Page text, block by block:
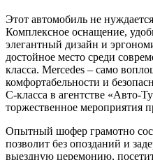
Этот автомобиль не
Комплексное оснащение,
элегантный дизайн и
достойное место среди
класса. Mercedes – само
комфортабельности и
С-класса в агентстве «Авто-
торжественное мероприятия
Опытный шофер грамотно
позволит без опозданий и
выездную церемонию,